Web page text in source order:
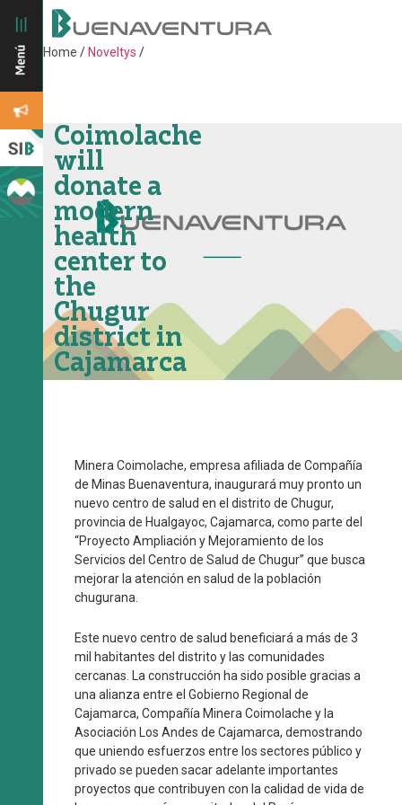
Home / Noveltys /
Coimolache
will
donate a
modern
health
center to
the
Chugur
district in
Cajamarca
Minera Coimolache, empresa afiliada de Compañía
de Minas Buenaventura, inaugurará muy pronto un
nuevo centro de salud en el distrito de Chugur,
provincia de Hualgayoc, Cajamarca, como parte del
“Proyecto Ampliación y Mejoramiento de los
Servicios del Centro de Salud de Chugur” que busca
mejorar la atención en salud de la población
chugurana.
Este nuevo centro de salud beneficiará a más de 3
mil habitantes del distrito y las comunidades
cercanas. La construcción ha sido posible gracias a
una alianza entre el Gobierno Regional de
Cajamarca, Compañía Minera Coimolache y la
Asociación Los Andes de Cajamarca, demostrando
que uniendo esfuerzos entre los sectores público y
privado se pueden sacar adelante importantes
proyectos que contribuyen con la calidad de vida de